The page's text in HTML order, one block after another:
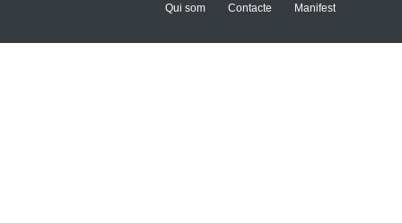
Qui som Contacte Manifest